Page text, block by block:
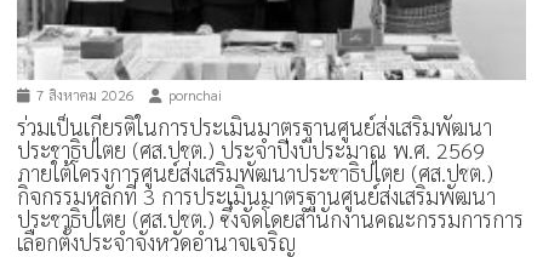
7 สิงหาคม 2026 pornchai
ร่วมเป็นเกียรติในการประเมินมาตรฐานศูนย์ส่งเสริมพัฒนา
ประชาธิปไตย (ศส.ปชต.) ประจำปีงบประมาณ พ.ศ. 2569
ภายใต้โครงการศูนย์ส่งเสริมพัฒนาประชาธิปไตย (ศส.ปชต.)
กิจกรรมหลักที่ 3 การประเมินมาตรฐานศูนย์ส่งเสริมพัฒนา
ประชาธิปไตย (ศส.ปชต.) ซึ่งจัดโดยสำนักงานคณะกรรมการการ
เลือกตั้งประจำจังหวัดอำนาจเจริญ